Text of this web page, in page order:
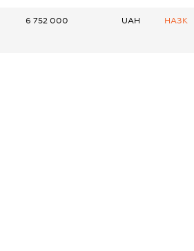
6 752 000 UAH НАЗК